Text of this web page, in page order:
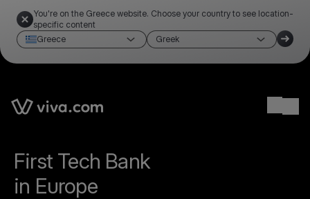
You're on the Greece website. Choose your country to see location-
specific content
Greece
Greek
First Tech Bank
in Europe